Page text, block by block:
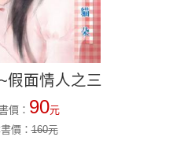
假面情人之三
價： 90元
價：160元